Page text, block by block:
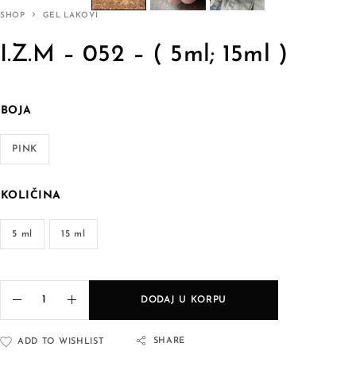
SHOP GEL LAKOVI
I.Z.M – 052 – ( 5ml; 15ml )
BOJA
PINK
KOLIČINA
5 ml 15 ml
DODAJ U KORPU
ADD TO WISHLIST SHARE